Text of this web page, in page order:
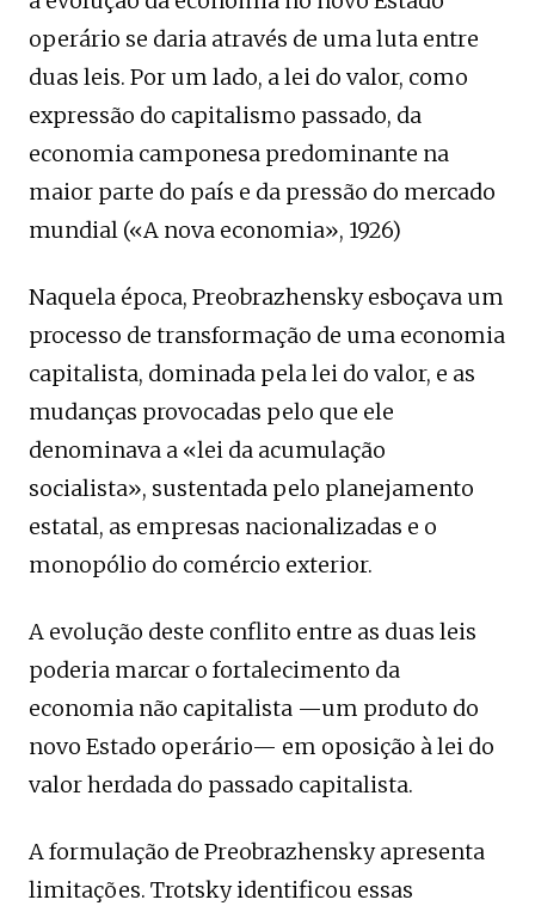
operário se daria através de uma luta entre
duas leis. Por um lado, a lei do valor, como
expressão do capitalismo passado, da
economia camponesa predominante na
maior parte do país e da pressão do mercado
mundial («A nova economia», 1926)
Naquela época, Preobrazhensky esboçava um
processo de transformação de uma economia
capitalista, dominada pela lei do valor, e as
mudanças provocadas pelo que ele
denominava a «lei da acumulação
socialista», sustentada pelo planejamento
estatal, as empresas nacionalizadas e o
monopólio do comércio exterior.
A evolução deste conflito entre as duas leis
poderia marcar o fortalecimento da
economia não capitalista —um produto do
novo Estado operário— em oposição à lei do
valor herdada do passado capitalista.
A formulação de Preobrazhensky apresenta
limitações. Trotsky identificou essas